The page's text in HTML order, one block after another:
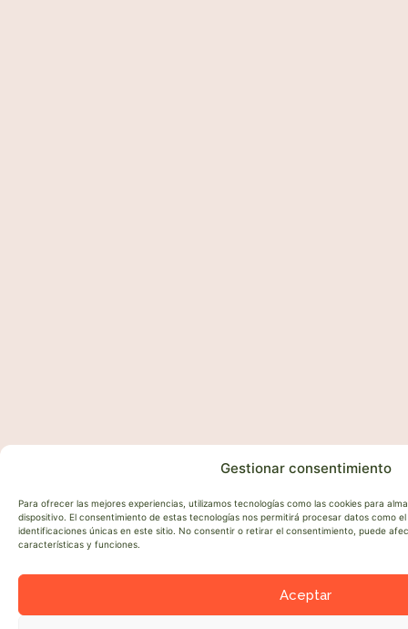
Gestionar consentimiento
Para ofrecer las mejores experiencias, utilizamos tecnologías como las cookies para
dispositivo. El consentimiento de estas tecnologías nos permitirá procesar datos como
identificaciones únicas en este sitio. No consentir o retirar el consentimiento, puede
características y funciones.
Aceptar